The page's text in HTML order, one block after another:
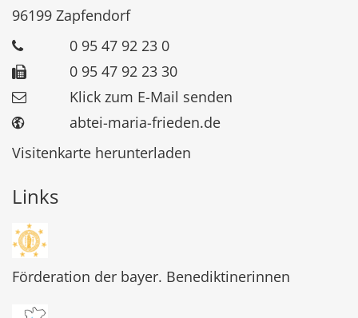
96199 Zapfendorf
0 95 47 92 23 0
0 95 47 92 23 30
Klick zum E-Mail senden
abtei-maria-frieden.de
Visitenkarte herunterladen
Links
Förderation der bayer. Benediktinerinnen